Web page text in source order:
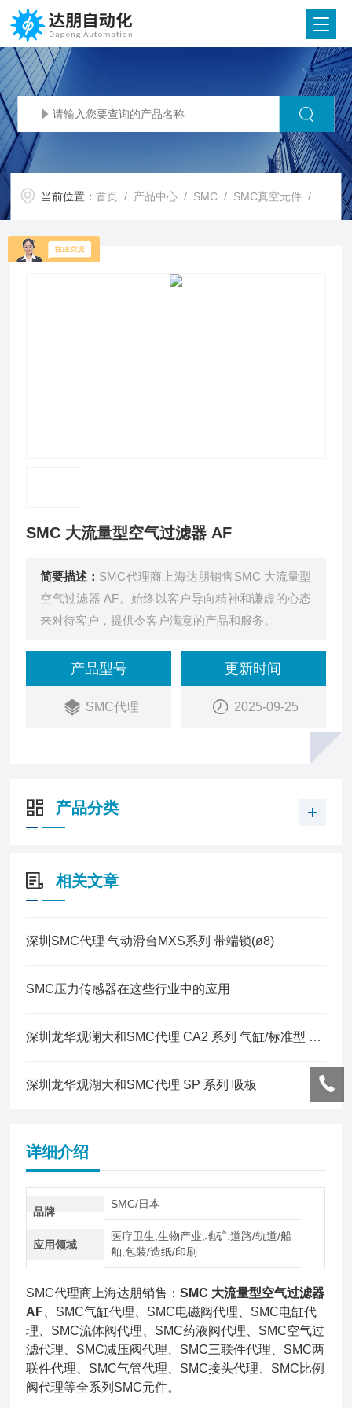
当前位置：首页 / 产品中心 / SMC / SMC真空元件 / SMC代理SMC 大流量型空气过滤器 AF
SMC 大流量型空气过滤器 AF
简要描述： SMC代理商上海达朋销售SMC 大流量型
空气过滤器 AF。始终以客户导向精神和谦虚的心态
来对待客户，提供令客户满意的产品和服务。
产品型号
SMC代理
更新时间
2025-09-25
产品分类
相关文章
深圳SMC代理 气动滑台MXS系列 带端锁(ø8)
SMC压力传感器在这些行业中的应用
深圳龙华观澜大和SMC代理 CA2 系列 气缸/标准型 单杆双作用
深圳龙华观湖大和SMC代理 SP 系列 吸板
详细介绍
品牌
SMC/日本
应用领域
医疗卫生,生物产业,地矿,道路/轨道/船
舶,包装/造纸/印刷
SMC代理商上海达朋销售：SMC 大流量型空气过滤器
AF 、SMC气缸代理、SMC电磁阀代理、SMC电缸代
理、SMC流体阀代理、SMC药液阀代理、SMC空气过
滤代理、SMC减压阀代理、SMC三联件代理、SMC两
联件代理、SMC气管代理、SMC接头代理、SMC比例
阀代理等全系列SMC元件。